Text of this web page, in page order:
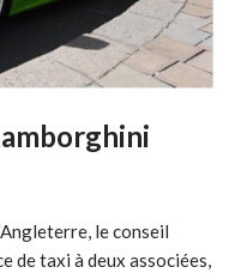
le conseil
de taxi à deux associées,